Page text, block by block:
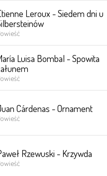
Leroux - Siedem dni u
Luisa Bombal - Spowita
Cárdenas - Ornament
Rzewuski - Krzywda